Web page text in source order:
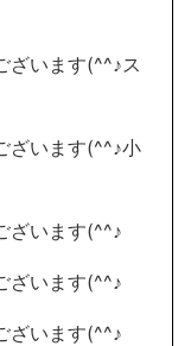
ざいます(^^♪ス
ざいます(^^♪小
ざいます(^^♪
ざいます(^^♪
ざいます(^^♪